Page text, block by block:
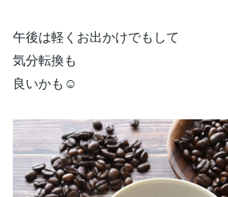
午後は軽くお出かけでもして
気分転換も
良いかも☺️